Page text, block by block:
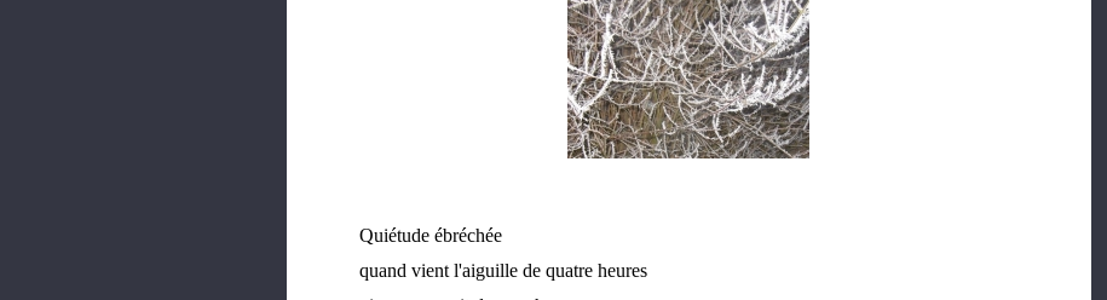
Quiétude ébréchée
quand vient l'aiguille de quatre heures